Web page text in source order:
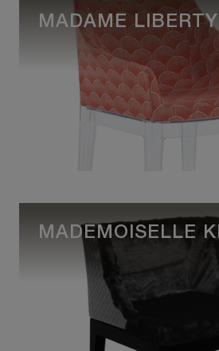
MADAME LIBERTY
MADEMOISELLE